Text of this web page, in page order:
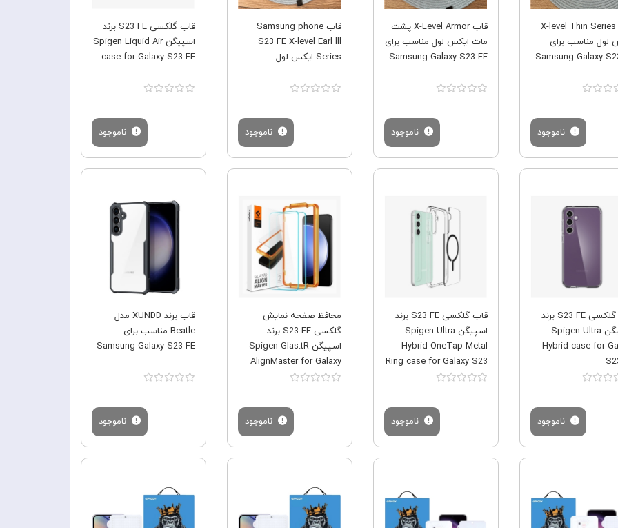
قاب X-level Thin Series
لول مناسب برای
Samsung Galaxy
ناموجود
قاب X-Level Armor پشت
مات ایکس لول مناسب برای
Samsung Galaxy S23 FE
ناموجود
قاب Samsung phone
S23 FE X-level Earl lll
Series ایکس لول
ناموجود
قاب گلکسی S23 FE برند
اسپیگن Spigen Liquid Air
case for Galaxy S23 FE
ناموجود
قاب گلکسی S23 FE برند
اسپیگن Spigen Ultra
Hybrid case for
ناموجود
قاب گلکسی S23 FE برند
اسپیگن Spigen Ultra
Hybrid OneTap Metal
Ring case for Galaxy S23
FE
ناموجود
محافظ صفحه نمایش
گلکسی S23 FE برند
اسپیگن Spigen Glas.tR
AlignMaster for Galaxy
S23 FE بسته 2 تایی
ناموجود
قاب برند XUNDD مدل
Beatle مناسب برای
Samsung Galaxy S23 FE
ناموجود